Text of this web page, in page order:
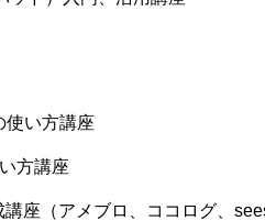
使い方講座
方講座
講座（アメブロ、ココログ、